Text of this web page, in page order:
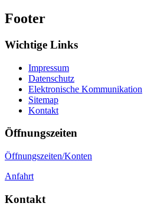
Footer
Wichtige Links
Impressum
Datenschutz
Elektronische Kommunikation
Sitemap
Kontakt
Öffnungszeiten
Öffnungszeiten/Konten
Anfahrt
Kontakt